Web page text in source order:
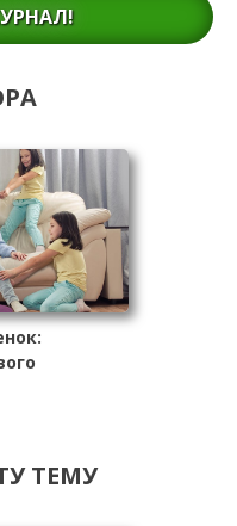
ТЕМУ